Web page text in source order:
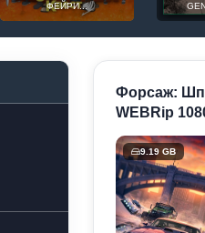
ФЕЙРИ...
Форсаж:
WEBRip
9.19 GB